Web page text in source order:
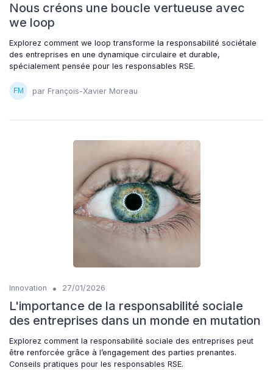
Nous créons une boucle vertueuse avec
we loop
Explorez comment we loop transforme la responsabilité sociétale
des entreprises en une dynamique circulaire et durable,
spécialement pensée pour les responsables RSE.
par François-Xavier Moreau
Innovation • 27/01/2026
L'importance de la responsabilité sociale
des entreprises dans un monde en mutation
Explorez comment la responsabilité sociale des entreprises peut
être renforcée grâce à l’engagement des parties prenantes.
Conseils pratiques pour les responsables RSE.